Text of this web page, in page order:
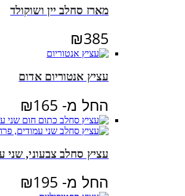
מארז סחלב יין ושוקולד
₪385
עציץ אנטוריום אדום
החל מ- ₪165
עציץ סחלב צבעוני, שני
החל מ- ₪195